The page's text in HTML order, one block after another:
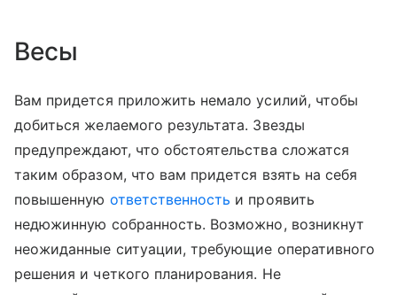
Весы
Вам придется приложить немало усилий, чтобы
добиться желаемого результата. Звезды
предупреждают, что обстоятельства сложатся
таким образом, что вам придется взять на себя
повышенную ответственность и проявить
недюжинную собранность. Возможно, возникнут
неожиданные ситуации, требующие оперативного
решения и четкого планирования. Не